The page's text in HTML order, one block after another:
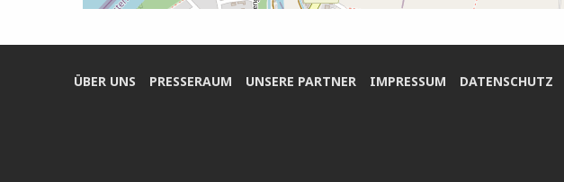
ÜBER UNS PRES­SE­RAUM UNSE­RE PARTNER IMPRES­SUM DATEN­SCHUTZ